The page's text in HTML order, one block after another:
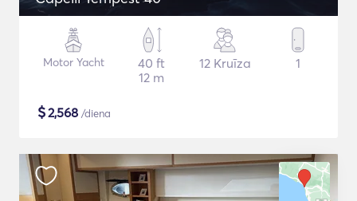
Motor Yacht
40 ft
12 m
12 Kruīza 1
$2,568 /diena